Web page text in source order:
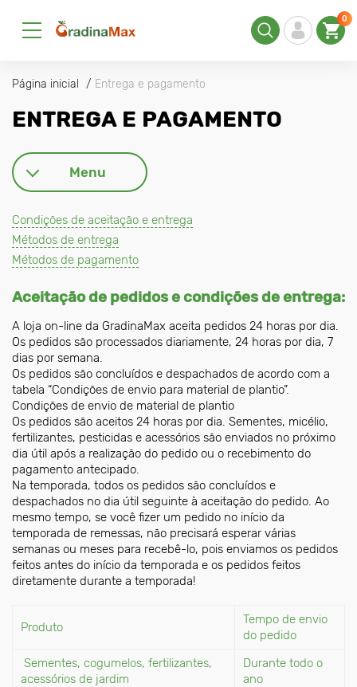
0
Página inicial Entrega e pagamento
ENTREGA E PAGAMENTO
Menu
Condições de aceitação e entrega
Métodos de entrega
Métodos de pagamento
Aceitação de pedidos e condições de entrega:
A loja on-line da GradinaMax aceita pedidos 24 horas por dia.
Os pedidos são processados diariamente, 24 horas por dia, 7
dias por semana.
Os pedidos são concluídos e despachados de acordo com a
tabela “Condições de envio para material de plantio”.
Condições de envio de material de plantio
Os pedidos são aceitos 24 horas por dia. Sementes, micélio,
fertilizantes, pesticidas e acessórios são enviados no próximo
dia útil após a realização do pedido ou o recebimento do
pagamento antecipado.
Na temporada, todos os pedidos são concluídos e
despachados no dia útil seguinte à aceitação do pedido. Ao
mesmo tempo, se você fizer um pedido no início da
temporada de remessas, não precisará esperar várias
semanas ou meses para recebê-lo, pois enviamos os pedidos
feitos antes do início da temporada e os pedidos feitos
diretamente durante a temporada!
Produto
Tempo de envio
do pedido
Sementes, cogumelos, fertilizantes,
acessórios de jardim
Durante todo o
ano